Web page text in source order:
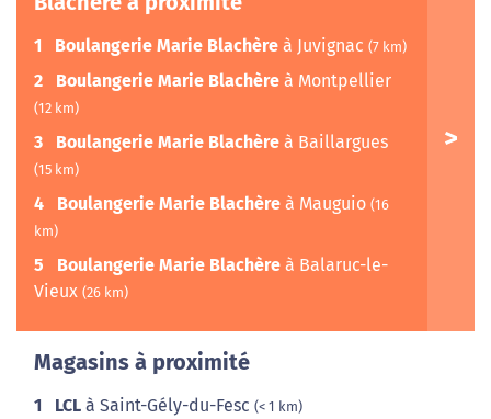
1 Boulangerie Marie Blachère à Juvignac (7 km)
2 Boulangerie Marie Blachère à Montpellier
(12 km)
3 Boulangerie Marie Blachère à Baillargues
(15 km)
4 Boulangerie Marie Blachère à Mauguio (16
km)
5 Boulangerie Marie Blachère à Balaruc-le-
Vieux (26 km)
Magasins à proximité
1 LCL à Saint-Gély-du-Fesc (< 1 km)